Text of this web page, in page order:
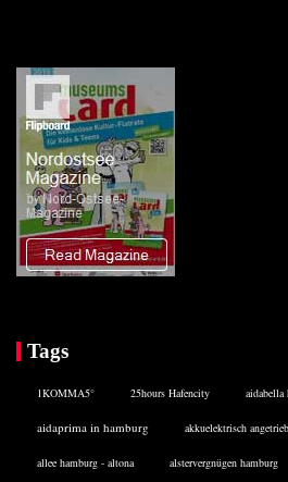
Tags
1KOMMA5° 25hours Hafencity aidabella
aidaprima in hamburg akkuelektrisch
allee hamburg - altona alstervergnügen hamburg